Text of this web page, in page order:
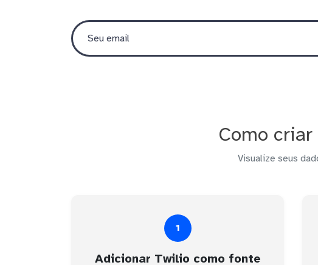
Como
Visualize seus
1
Adicionar Twilio como fonte